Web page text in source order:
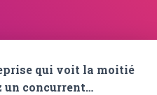
O
qui voit la moitié
un concurrent…